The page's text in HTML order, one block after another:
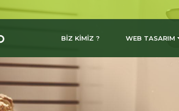
BİZ KİMİZ ? WEB TASARIM